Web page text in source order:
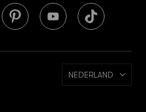
NEDERLAND